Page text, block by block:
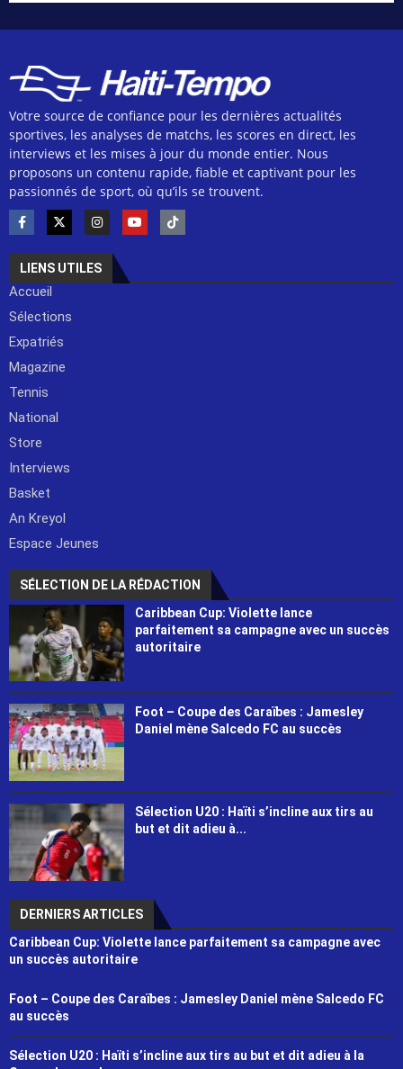
Votre source de confiance pour les dernières actualités
sportives, les analyses de matchs, les scores en direct, les
interviews et les mises à jour du monde entier. Nous
proposons un contenu rapide, fiable et captivant pour les
passionnés de sport, où qu’ils se trouvent.
LIENS UTILES
Accueil
Sélections
Expatriés
Magazine
Tennis
National
Store
Interviews
Basket
An Kreyol
Espace Jeunes
SÉLECTION DE LA RÉDACTION
Caribbean Cup: Violette lance
parfaitement sa campagne avec un succès
autoritaire
Foot – Coupe des Caraïbes : Jamesley
Daniel mène Salcedo FC au succès
Sélection U20 : Haïti s’incline aux tirs au
but et dit adieu à...
DERNIERS ARTICLES
Caribbean Cup: Violette lance parfaitement sa campagne avec
un succès autoritaire
Foot – Coupe des Caraïbes : Jamesley Daniel mène Salcedo FC
au succès
Sélection U20 : Haïti s’incline aux tirs au but et dit adieu à la